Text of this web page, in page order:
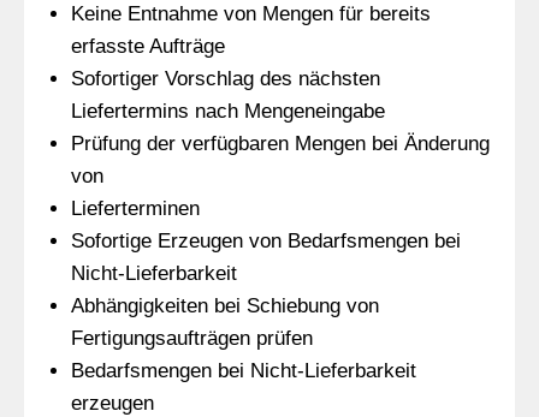
Keine Entnahme von Mengen für bereits
erfasste Aufträge
Sofortiger Vorschlag des nächsten
Liefertermins nach Mengeneingabe
Prüfung der verfügbaren Mengen bei Änderung
von
Lieferterminen
Sofortige Erzeugen von Bedarfsmengen bei
Nicht-Lieferbarkeit
Abhängigkeiten bei Schiebung von
Fertigungsaufträgen prüfen
Bedarfsmengen bei Nicht-Lieferbarkeit
erzeugen